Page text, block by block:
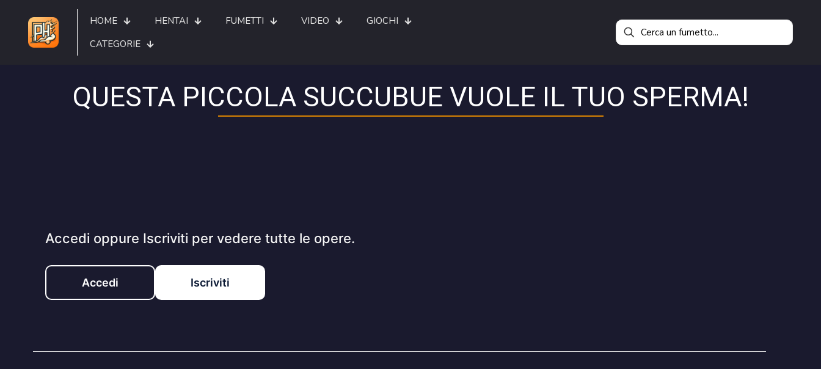
HOME HENTAI FUMETTI VIDEO
GIOCHI
CATEGORIE
QUESTA PICCOLA SUCCUBUE VUOLE IL TUO SPERMA!
Accedi oppure Iscriviti per vedere tutte le opere.
Accedi Iscriviti